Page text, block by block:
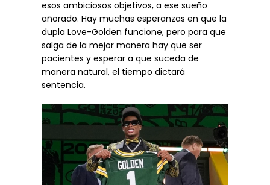
esos ambiciosos objetivos, a ese sueño
añorado. Hay muchas esperanzas en que la
dupla Love-Golden funcione, pero para que
salga de la mejor manera hay que ser
pacientes y esperar a que suceda de
manera natural, el tiempo dictará
sentencia.